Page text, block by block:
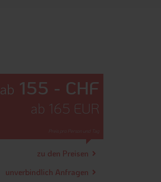
ab 155 - CHF
ab 165 EUR
zu den Preisen
unverbindlich Anfragen